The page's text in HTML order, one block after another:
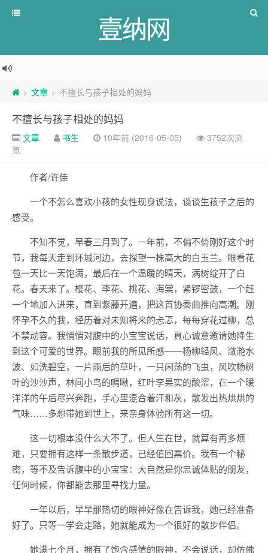
壹纳网
> 文章 > 不擅长与孩子相处的妈妈
不擅长与孩子相处的妈妈
文章 书生 10年前 (2016-05-05)
3752次浏
览
作者/许佳
一个不怎么喜欢小孩的女性现身说法，谈谈生孩子之后的
感受。
不知不觉，早春三月到了。一年前，不偏不倚刚好这个时
节，我每天走到环城河边，去探望一株高大的白玉兰。眼看花
苞一天比一天饱满，最后在一个温暖的晴天，满树绽开了白
花。春天来了。樱花、李花、桃花、海棠，紧锣密鼓，一个赶
一个地加入进来，直到紫藤开遍，把这首协奏曲推向高潮。刚
怀孕不久的我，经历着对未知将来的忐忑，每每穿花过柳，总
不禁动容。我悄悄对腹中的小宝宝说话，真心诚意邀请她降生
到这个可爱的世界。眼前我的所见所感——杨柳轻风、潋滟水
波、如洗碧空，一片雨后的草叶，一只闲荡的飞虫，风吹杨树
叶的沙沙声，林间小鸟的啁啾，红叶李果实的酸涩，在一个暖
洋洋的午后尽兴奔跑，手心里混合着汗和灰，散发出热烘烘的
气味……多想带她到世上，来亲身体验所有这一切。
这一切根本没什么大不了。但人生在世，就算有再多烦
难，只要拥有这样一条散步道，已经值回票价。我有一个秘
密，等不及告诉腹中的小宝宝：大自然是你忠诚体贴的朋友，
任何时候，你都能去那里寻找力量。
一年以后，早早那热切的眼神好像在告诉我，她已经准备
好了。只等一学会走路，她就能成为一个很好的散步伴侣。
她满七个月，拥有了饱含感情的眼神，不会说话，却仿佛